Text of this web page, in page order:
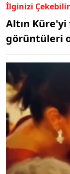
İlginizi Çekebilir
Altın
görüntüleri